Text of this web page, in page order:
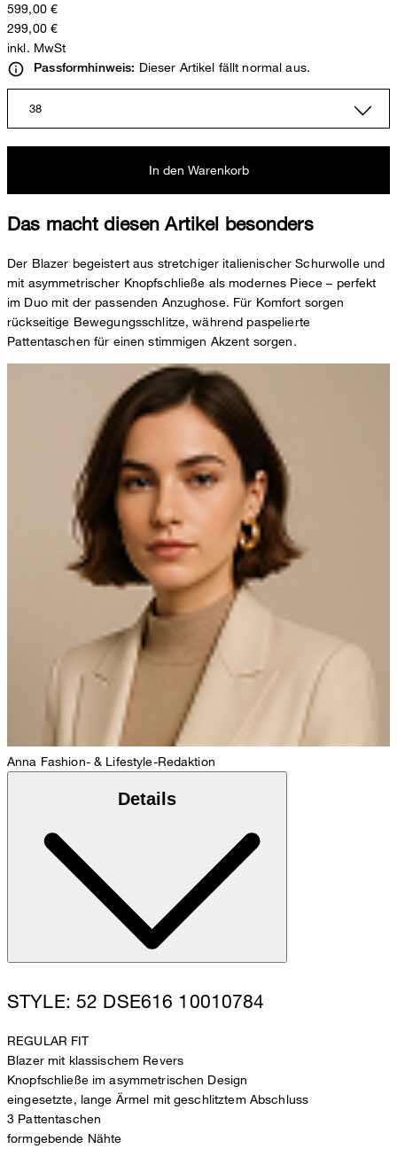
599,00 €
299,00 €
inkl. MwSt
Passformhinweis: Dieser Artikel fällt normal aus.
38
In den Warenkorb
Das macht diesen Artikel besonders
Der Blazer begeistert aus stretchiger italienischer Schurwolle und
mit asymmetrischer Knopfschließe als modernes Piece – perfekt
im Duo mit der passenden Anzughose. Für Komfort sorgen
rückseitige Bewegungsschlitze, während paspelierte
Pattentaschen für einen stimmigen Akzent sorgen.
Anna Fashion- & Lifestyle-Redaktion
Details
STYLE: 52 DSE616 10010784
REGULAR FIT
Blazer mit klassischem Revers
Knopfschließe im asymmetrischen Design
eingesetzte, lange Ärmel mit geschlitztem Abschluss
3 Pattentaschen
formgebende Nähte